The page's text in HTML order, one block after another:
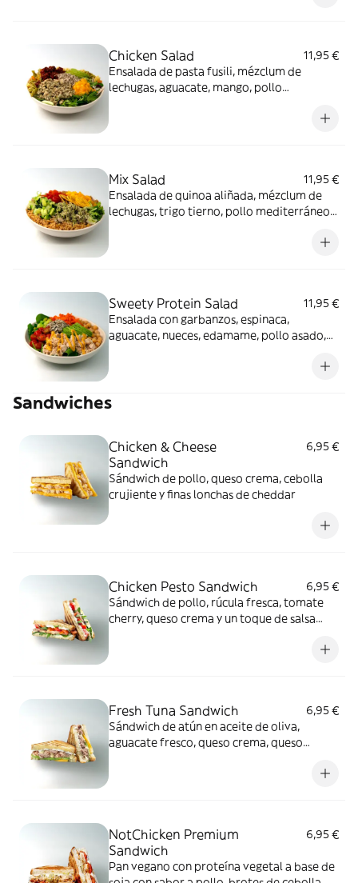
Chicken Salad
11,95 €
Ensalada de pasta fusili, mézclum de
lechugas, aguacate, mango, pollo
Mix Salad
11,95 €
Ensalada de quinoa aliñada, mézclum de
lechugas, trigo tierno, pollo mediterráneo,
Sweety Protein Salad
11,95 €
Ensalada con garbanzos, espinaca,
aguacate, nueces, edamame, pollo asado,
Sandwiches
Chicken & Cheese
Sandwich
6,95 €
Sándwich de pollo, queso crema, cebolla
crujiente y finas lonchas de cheddar
Chicken Pesto Sandwich
6,95 €
Sándwich de pollo, rúcula fresca, tomate
cherry, queso crema y un toque de salsa
Fresh Tuna Sandwich
6,95 €
Sándwich de atún en aceite de oliva,
aguacate fresco, queso crema, queso
NotChicken Premium
Sandwich
6,95 €
Pan vegano con proteína vegetal a base de